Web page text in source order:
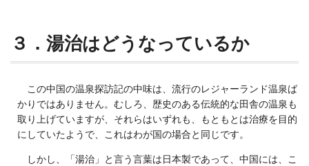
３．湯治はどうなっているか
この中国の温泉探訪記の中味は、流行のレジャーランド温泉ば
かりではありません。むしろ、歴史のある伝統的な田舎の温泉も
取り上げていますが、それらはいずれも、もともとは治療を目的
にしていたようで、これはわが国の場合と同じです。
しかし、「湯治」と言う言葉は日本製であって、中国には、こ